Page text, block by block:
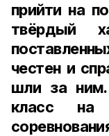
прийти на
твёрдый
честен и
шли за ним.
класс на